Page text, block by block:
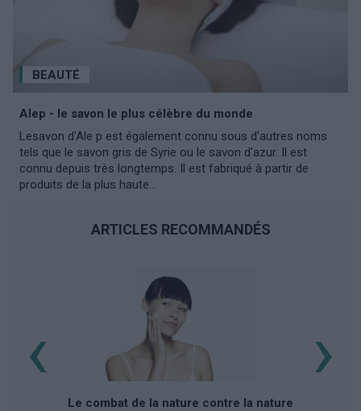
BEAUTÉ
Alep - le savon le plus célèbre du monde
Lesavon d'Ale p est également connu sous d'autres noms
tels que le savon gris de Syrie ou le savon d'azur. Il est
connu depuis très longtemps. Il est fabriqué à partir de
produits de la plus haute...
ARTICLES RECOMMANDÉS
Le combat de la nature contre la nature
‹ ›